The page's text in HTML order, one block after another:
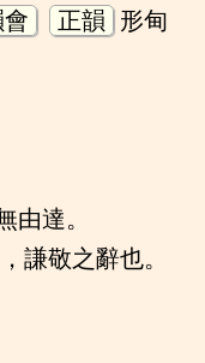
正韻
形甸
由達。
謙敬之辭也。